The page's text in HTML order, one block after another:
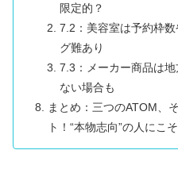
限定的？
7.2：美容室は予約枠
グ難あり
7.3：メーカー商品は
ない場合も
まとめ：三つのATOM、
ト！“本物志向”の人にこ